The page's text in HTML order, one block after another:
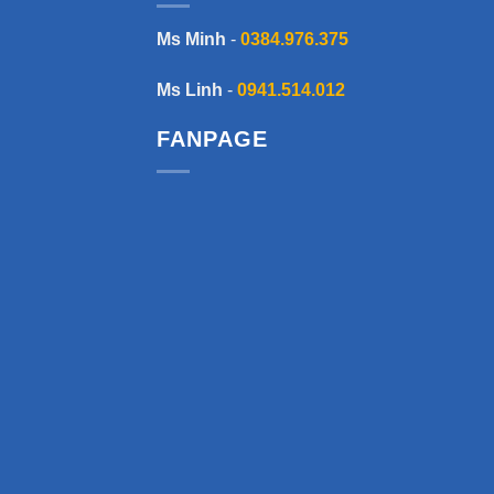
Ms Minh - 0384.976.375
Ms Linh - 0941.514.012
FANPAGE